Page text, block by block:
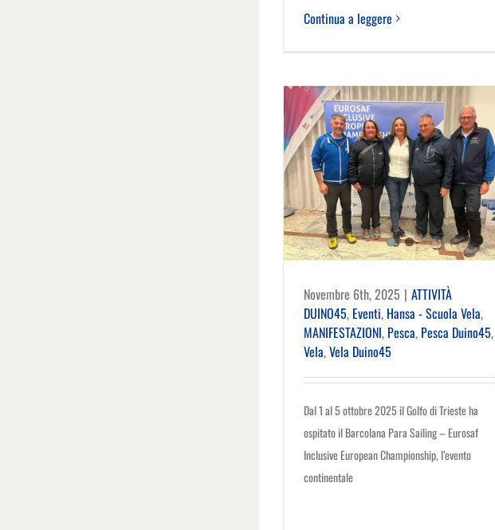
Continua a leggere
Novembre 6th, 2025 | ATTIVITÀ
DUINO45, Eventi, Hansa - Scuola Vela,
MANIFESTAZIONI, Pesca, Pesca Duino45,
Vela,Vela Duino45
Dal 1 al 5 ottobre 2025 il Golfo di Trieste ha
ospitato il Barcolana Para Sailing – Eurosaf
Inclusive European Championship, l’evento
continentale